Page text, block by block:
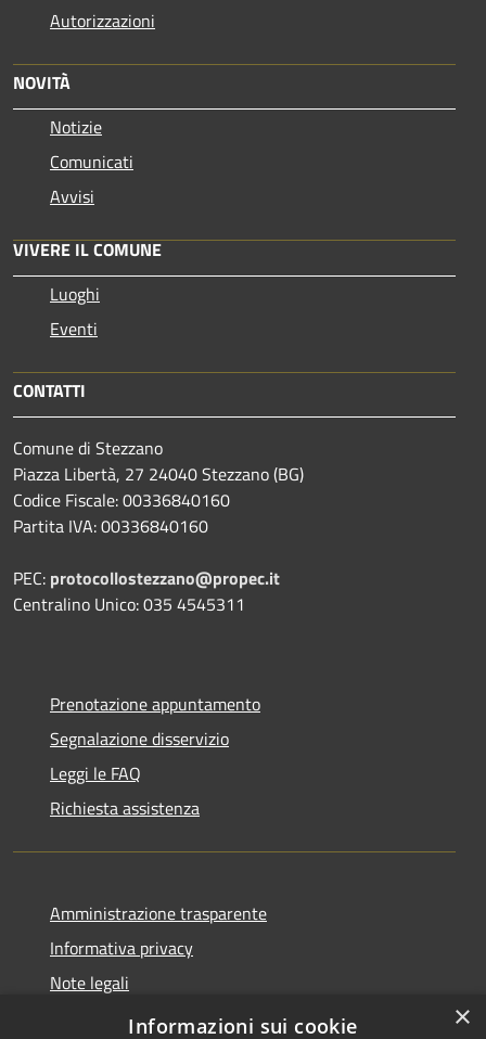
Autorizzazioni
NOVITÀ
Notizie
Comunicati
Avvisi
VIVERE IL COMUNE
Luoghi
Eventi
CONTATTI
Comune di Stezzano
Piazza Libertà, 27 24040 Stezzano (BG)
Codice Fiscale: 00336840160
Partita IVA: 00336840160
PEC: protocollostezzano@propec.it
Centralino Unico: 035 4545311
Prenotazione appuntamento
Segnalazione disservizio
Leggi le FAQ
Richiesta assistenza
Amministrazione trasparente
Informativa privacy
Note legali
Dichiarazione di accessibilità
×
Informazioni sui cookie